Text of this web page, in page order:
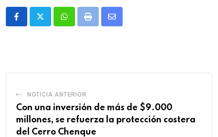
WhatsappPrint
Share
NOTICIA ANTERIOR
Con una inversión de más de $9.000
millones, se refuerza la protección costera
del Cerro Chenque